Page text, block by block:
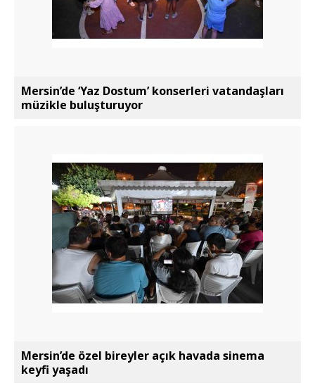
Mersin’de ‘Yaz Dostum’ konserleri vatandaşları
müzikle buluşturuyor
Mersin’de özel bireyler açık havada sinema
keyfi yaşadı